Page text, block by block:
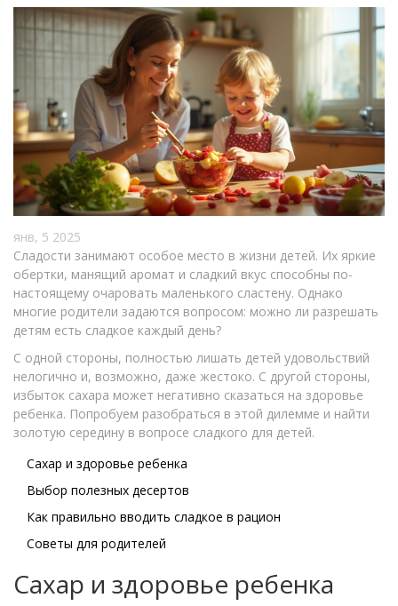
янв, 5 2025
Сладости занимают особое место в жизни детей. Их яркие
обертки, манящий аромат и сладкий вкус способны по-
настоящему очаровать маленького сластену. Однако
многие родители задаются вопросом: можно ли разрешать
детям есть сладкое каждый день?
С одной стороны, полностью лишать детей удовольствий
нелогично и, возможно, даже жестоко. С другой стороны,
избыток сахара может негативно сказаться на здоровье
ребенка. Попробуем разобраться в этой дилемме и найти
золотую середину в вопросе сладкого для детей.
Сахар и здоровье ребенка
Выбор полезных десертов
Как правильно вводить сладкое в рацион
Советы для родителей
Сахар и здоровье ребенка